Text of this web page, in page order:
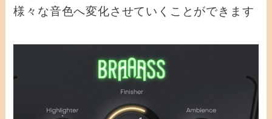
様々な音色へ変化させていくことができます